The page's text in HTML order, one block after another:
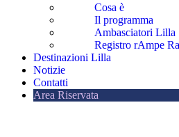
Cosa è
Il programma
Ambasciatori Lilla
Registro rAmpe
Destinazioni Lilla
Notizie
Contatti
Area Riservata